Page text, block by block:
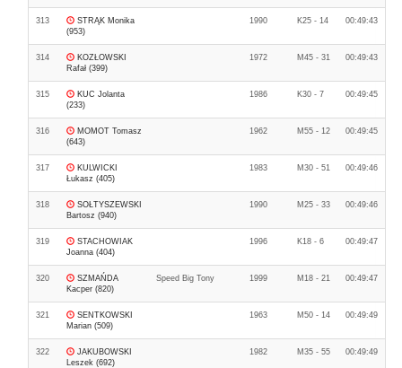
313
STRĄK Monika
(953)
1990 K25 - 14 00:49:43
314
KOZŁOWSKI
Rafał (399)
1972 M45 - 31 00:49:43
315
KUC Jolanta
(233)
1986 K30 - 7 00:49:45
316
MOMOT Tomasz
(643)
1962 M55 - 12 00:49:45
317
KULWICKI
Łukasz (405)
1983 M30 - 51 00:49:46
318
SOŁTYSZEWSKI
Bartosz (940)
1990 M25 - 33 00:49:46
319
STACHOWIAK
Joanna (404)
1996 K18 - 6 00:49:47
320
SZMAŃDA
Kacper (820)
Speed Big Tony 1999 M18 - 21 00:49:47
321
SENTKOWSKI
Marian (509)
1963 M50 - 14 00:49:49
322
JAKUBOWSKI
Leszek (692)
1982 M35 - 55 00:49:49